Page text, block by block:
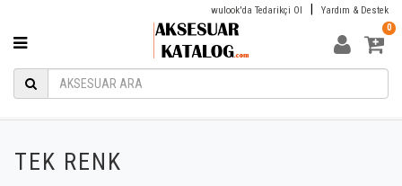
wulook'da Tedarikçi Ol Yardım & Destek
0
TEK RENK